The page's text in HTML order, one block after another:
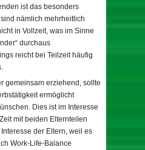
ist das besonders
nämlich mehrheitlich
in Vollzeit, was im Sinne
durchaus
reicht bei Teilzeit häufig
gemeinsam erziehend, sollte
ermöglicht
Dies ist im Interesse
mit beiden Elternteilen
der Eltern, weil es
Work-Life-Balance